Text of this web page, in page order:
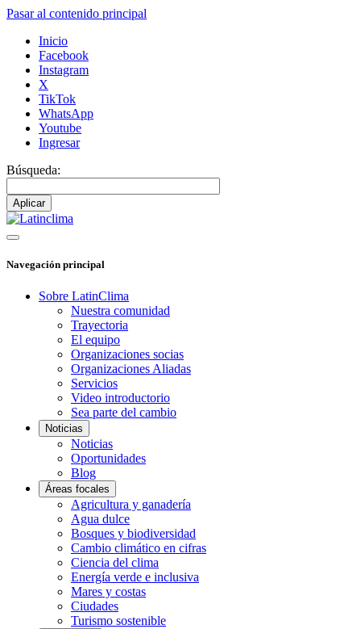
Pasar al contenido principal
Inicio
Facebook
Instagram
X
TikTok
WhatsApp
Youtube
Ingresar
Búsqueda:
Navegación principal
Sobre LatinClima
Nuestra comunidad
Trayectoria
El equipo
Organizaciones socias
Organizaciones Aliadas
Servicios
Video introductorio
Sea parte del cambio
Noticias
Noticias
Oportunidades
Blog
Áreas focales
Agricultura y ganadería
Agua dulce
Bosques y biodiversidad
Cambio climático en cifras
Ciencia del clima
Energía verde e inclusiva
Mares y costas
Ciudades
Turismo sostenible